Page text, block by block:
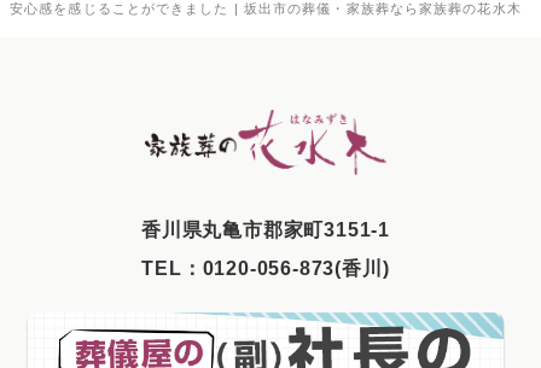
安心感を感じることができました | 坂出市の葬儀・家族葬なら家族葬の花水木
2025年2月
⾹川県丸⻲市郡家町3151-1
TEL： 0120-056-873(香川)